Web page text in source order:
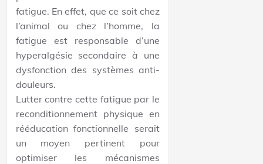
fatigue. En effet, que ce soit chez
l’animal ou chez l’homme, la
fatigue est responsable d’une
hyperalgésie secondaire à une
dysfonction des systèmes anti-
douleurs.
Lutter contre cette fatigue par le
reconditionnement physique en
rééducation fonctionnelle serait
un moyen pertinent pour
optimiser les mécanismes